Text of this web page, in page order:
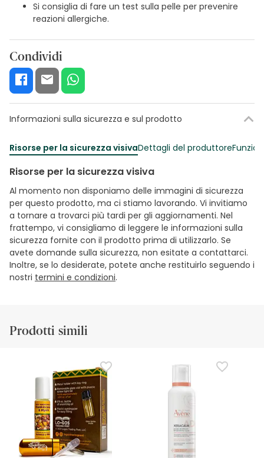
Si consiglia di fare un test sulla pelle per prevenire
reazioni allergiche.
Condividi
Informazioni sulla sicurezza e sul prodotto
Risorse per la sicurezza visivaDettagli del produttore
Risorse per la sicurezza visiva
Al momento non disponiamo delle immagini di sicurezza
per questo prodotto, ma ci stiamo lavorando. Vi invitiamo
a tornare a trovarci più tardi per gli aggiornamenti. Nel
frattempo, vi consigliamo di leggere le informazioni sulla
sicurezza fornite con il prodotto prima di utilizzarlo. Se
avete domande sulla sicurezza, non esitate a contattarci.
Inoltre, se lo desiderate, potete anche restituirlo seguendo i
nostri termini e condizioni.
Prodotti simili